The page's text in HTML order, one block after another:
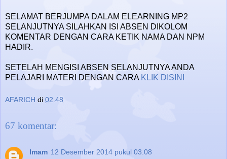
SELAMAT BERJUMPA DALAM ELEARNING MP2
SELANJUTNYA SILAHKAN ISI ABSEN DIKOLOM
KOMENTAR DENGAN CARA KETIK NAMA DAN NPM
HADIR.
SETELAH MENGISI ABSEN SELANJUTNYA ANDA
PELAJARI MATERI DENGAN CARA KLIK DISINI
AFARICH di 02.48
67 komentar:
Imam 12 Desember 2014 pukul 03.08